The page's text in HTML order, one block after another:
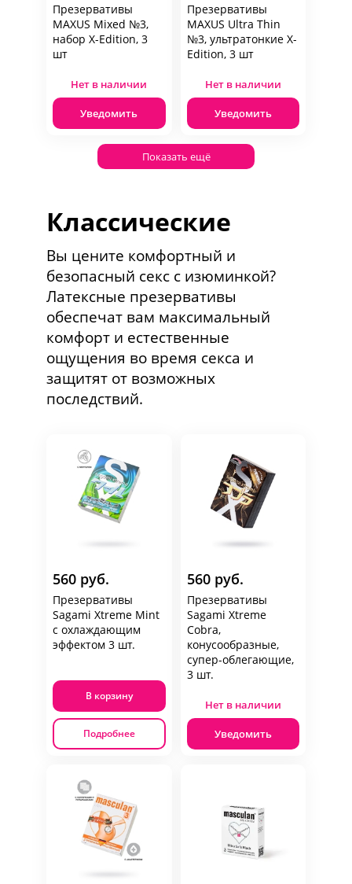
Презервативы
MAXUS Mixed №3,
набор X-Edition, 3
шт
Нет в наличии
Уведомить
Презервативы
MAXUS Ultra Thin
№3, ультратонкие X-
Edition, 3 шт
Нет в наличии
Уведомить
Показать ещё
Классические
Вы цените комфортный и
безопасный секс с изюминкой?
Латексные презервативы
обеспечат вам максимальный
комфорт и естественные
ощущения во время секса и
защитят от возможных
последствий.
560 руб.
Презервативы
Sagami Xtreme Mint
с охлаждающим
эффектом 3 шт.
В корзину
Подробнее
560 руб.
Презервативы
Sagami Xtreme
Cobra,
конусообразные,
супер-облегающие,
3 шт.
Нет в наличии
Уведомить